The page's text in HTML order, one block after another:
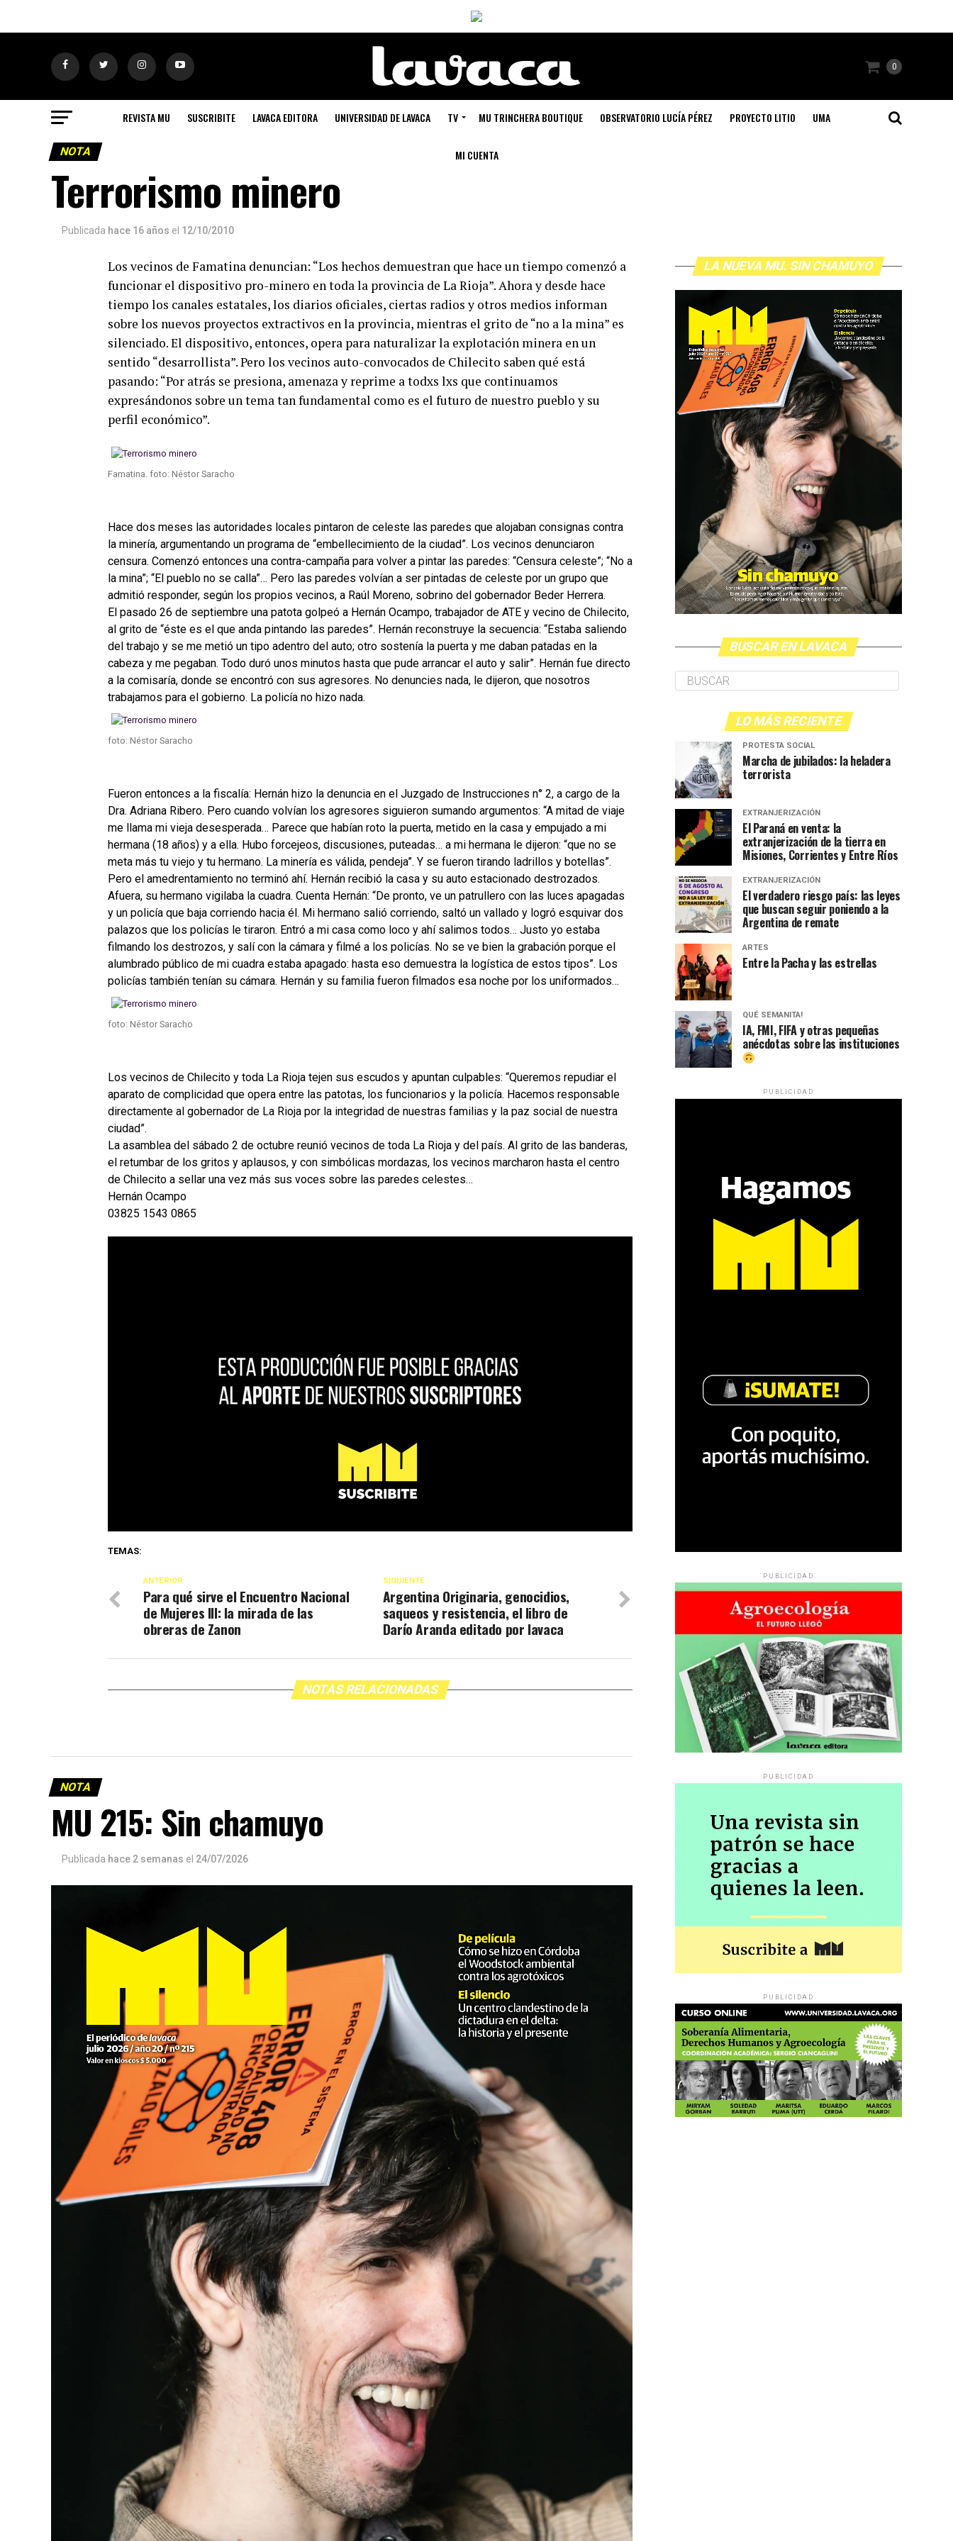
0
REVISTA MU SUSCRIBITE LAVACA EDITORA UNIVERSIDAD DE LAVACA TV MU TRINCHERA BOUTIQUE OBSERVATORIO LUCÍA PÉREZ PROYECTO LITIO UMA
MI CUENTA
NOTA
Terrorismo minero
Publicada hace 16 años el 12/10/2010
Los vecinos de Famatina denuncian: “Los hechos demuestran que hace un tiempo comenzó a
funcionar el dispositivo pro-minero en toda la provincia de La Rioja”. Ahora y desde hace
tiempo los canales estatales, los diarios oficiales, ciertas radios y otros medios informan
sobre los nuevos proyectos extractivos en la provincia, mientras el grito de “no a la mina” es
silenciado. El dispositivo, entonces, opera para naturalizar la explotación minera en un
sentido “desarrollista”. Pero los vecinos auto-convocados de Chilecito saben qué está
pasando: “Por atrás se presiona, amenaza y reprime a todxs lxs que continuamos
expresándonos sobre un tema tan fundamental como es el futuro de nuestro pueblo y su
perfil económico”.
Famatina. foto: Néstor Saracho
Hace dos meses las autoridades locales pintaron de celeste las paredes que alojaban consignas contra
la minería, argumentando un programa de “embellecimiento de la ciudad”. Los vecinos denunciaron
censura. Comenzó entonces una contra-campaña para volver a pintar las paredes: “Censura celeste”; “No a
la mina”; “El pueblo no se calla”… Pero las paredes volvían a ser pintadas de celeste por un grupo que
admitió responder, según los propios vecinos, a Raúl Moreno, sobrino del gobernador Beder Herrera.
El pasado 26 de septiembre una patota golpeó a Hernán Ocampo, trabajador de ATE y vecino de Chilecito,
al grito de “éste es el que anda pintando las paredes”. Hernán reconstruye la secuencia: “Estaba saliendo
del trabajo y se me metió un tipo adentro del auto; otro sostenía la puerta y me daban patadas en la
cabeza y me pegaban. Todo duró unos minutos hasta que pude arrancar el auto y salir”. Hernán fue directo
a la comisaría, donde se encontró con sus agresores. No denuncies nada, le dijeron, que nosotros
trabajamos para el gobierno. La policía no hizo nada.
foto: Néstor Saracho
Fueron entonces a la fiscalía: Hernán hizo la denuncia en el Juzgado de Instrucciones n° 2, a cargo de la
Dra. Adriana Ribero. Pero cuando volvían los agresores siguieron sumando argumentos: “A mitad de viaje
me llama mi vieja desesperada… Parece que habían roto la puerta, metido en la casa y empujado a mi
hermana (18 años) y a ella. Hubo forcejeos, discusiones, puteadas… a mi hermana le dijeron: “que no se
meta más tu viejo y tu hermano. La minería es válida, pendeja”. Y se fueron tirando ladrillos y botellas”.
Pero el amedrentamiento no terminó ahí. Hernán recibió la casa y su auto estacionado destrozados.
Afuera, su hermano vigilaba la cuadra. Cuenta Hernán: “De pronto, ve un patrullero con las luces apagadas
y un policía que baja corriendo hacia él. Mi hermano salió corriendo, saltó un vallado y logró esquivar dos
palazos que los policías le tiraron. Entró a mi casa como loco y ahí salimos todos… Justo yo estaba
filmando los destrozos, y salí con la cámara y filmé a los policías. No se ve bien la grabación porque el
alumbrado público de mi cuadra estaba apagado: hasta eso demuestra la logística de estos tipos”. Los
policías también tenían su cámara. Hernán y su familia fueron filmados esa noche por los uniformados…
foto: Néstor Saracho
Los vecinos de Chilecito y toda La Rioja tejen sus escudos y apuntan culpables: “Queremos repudiar el
aparato de complicidad que opera entre las patotas, los funcionarios y la policía. Hacemos responsable
directamente al gobernador de La Rioja por la integridad de nuestras familias y la paz social de nuestra
ciudad”.
La asamblea del sábado 2 de octubre reunió vecinos de toda La Rioja y del país. Al grito de las banderas,
el retumbar de los gritos y aplausos, y con simbólicas mordazas, los vecinos marcharon hasta el centro
de Chilecito a sellar una vez más sus voces sobre las paredes celestes…
Hernán Ocampo
03825 1543 0865
TEMAS:
SIGUIENTE
Argentina Originaria, genocidios,
saqueos y resistencia, el libro de
Darío Aranda editado por lavaca
ANTERIOR
Para qué sirve el Encuentro Nacional
de Mujeres III: la mirada de las
obreras de Zanon
NOTAS RELACIONADAS
NOTA
MU 215: Sin chamuyo
Publicada hace 2 semanas el 24/07/2026
LA NUEVA MU. SIN CHAMUYO
BUSCAR EN LAVACA
LO MÁS RECIENTE
PROTESTA SOCIAL
Marcha de jubilados: la heladera
terrorista
EXTRANJERIZACIÓN
El Paraná en venta: la
extranjerización de la tierra en
Misiones, Corrientes y Entre Ríos
EXTRANJERIZACIÓN
El verdadero riesgo país: las leyes
que buscan seguir poniendo a la
Argentina de remate
ARTES
Entre la Pacha y las estrellas
QUÉ SEMANITA!
IA, FMI, FIFA y otras pequeñas
anécdotas sobre las instituciones
PUBLICIDAD
PUBLICIDAD
PUBLICIDAD
PUBLICIDAD